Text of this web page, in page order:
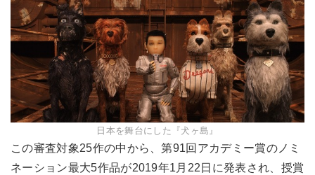
日本を舞台にした『犬ヶ島』
この審査対象25作の中から、第91回アカデミー賞のノミ
ネーション最大5作品が2019年1月22日に発表され、授賞